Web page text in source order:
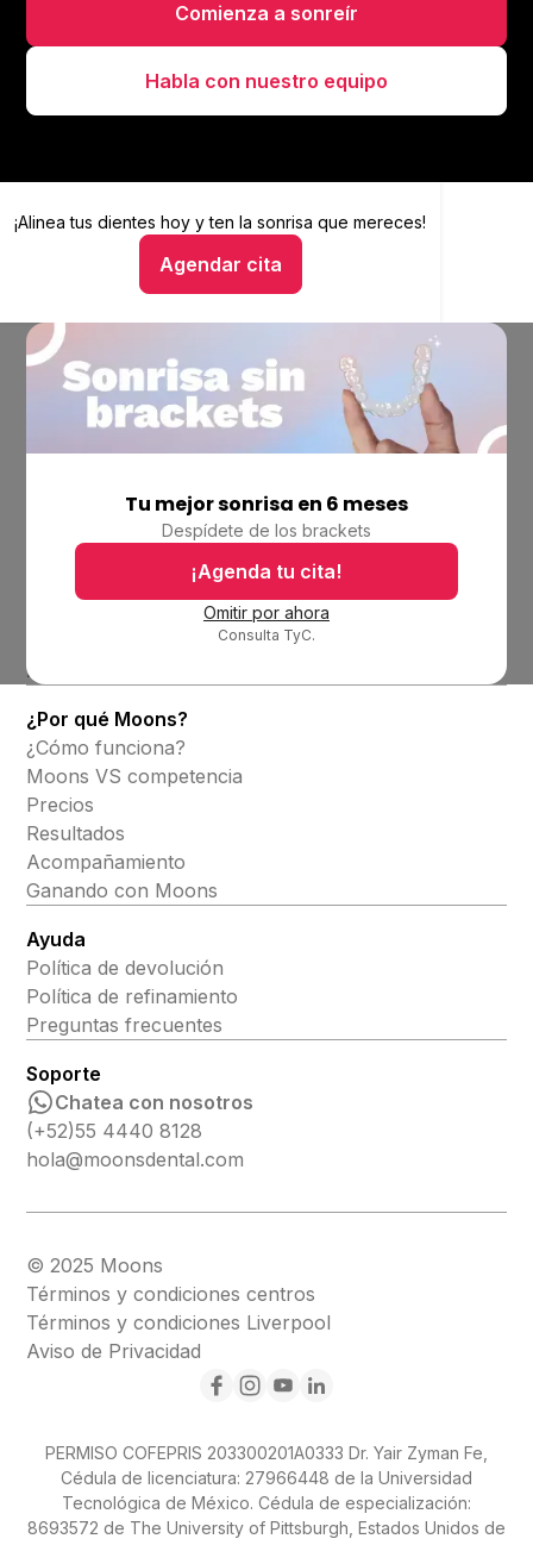
Comienza a sonreír
Habla con nuestro equipo
¡Alinea tus dientes hoy yten la sonrisa que mereces!
Agendar cita
Alinea tus dientes hoy y ten la sonrisa que mereces
Hablar con un asesor
Tu mejor sonrisa en 6 meses
Despídete de los brackets
¡Agenda tu cita!
Omitir por ahora
Consulta TyC.
Alineadores invisibles
¿Por qué Moons?
¿Cómo funciona?
Moons VS competencia
Precios
Resultados
Acompañamiento
Ganando con Moons
Ayuda
Política de devolución
Política de refinamiento
Preguntas frecuentes
Soporte
Chatea con nosotros
(+52)55 4440 8128
hola@moonsdental.com
© 2025 Moons
Términos y condiciones centros
Términos y condiciones Liverpool
Aviso de Privacidad
PERMISO COFEPRIS 203300201A0333 Dr. Yair Zyman Fe,
Cédula de licenciatura: 27966448 de la Universidad
Tecnológica de México. Cédula de especialización:
8693572 de The University of Pittsburgh, Estados Unidos de